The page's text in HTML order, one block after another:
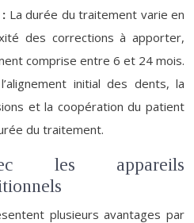
La durée du traitement varie en
des corrections à apporter,
comprise entre 6 et 24 mois.
initial des dents, la
et la coopération du patient
du traitement.
les appareils
plusieurs avantages par